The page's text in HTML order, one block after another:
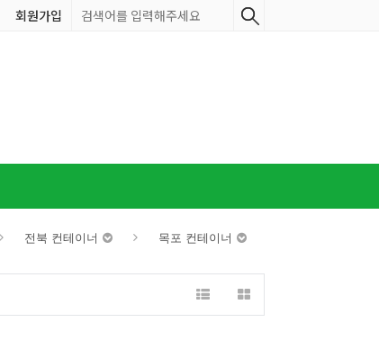
회원가입
전북 컨테이너 목포 컨테이너